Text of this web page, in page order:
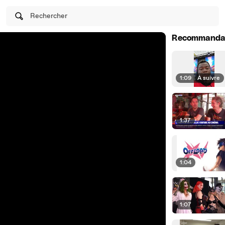
Rechercher
1:09 | À suivre
1:37
1:04
1:07